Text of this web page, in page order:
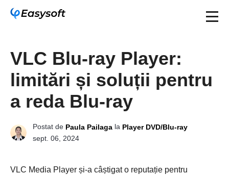
VLC Blu-ray Player:
limitări și soluții pentru
a reda Blu-ray
Postat de Paula Pailaga la Player DVD/Blu-ray
sept. 06, 2024
VLC Media Player și-a câștigat o reputație pentru